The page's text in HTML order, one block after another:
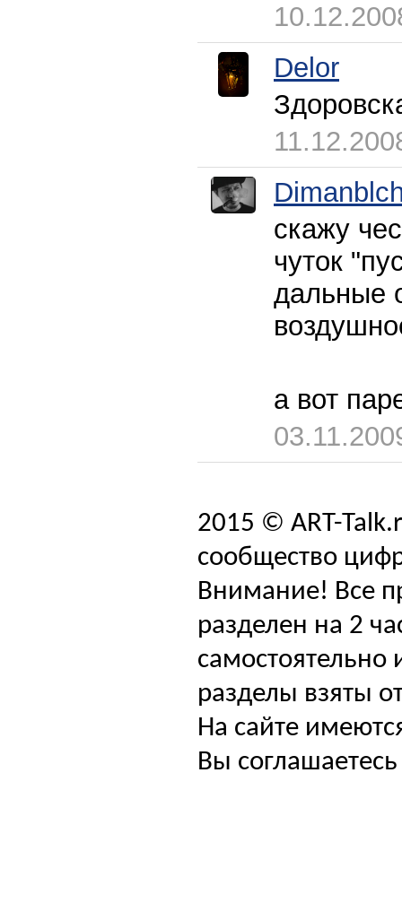
Delor
скажу
чуток
дальные
а вот
2015 © ART-
сообщество
Внимание! Все
разделен на 2
самостоятельно
разделы взяты
На сайте
Вы